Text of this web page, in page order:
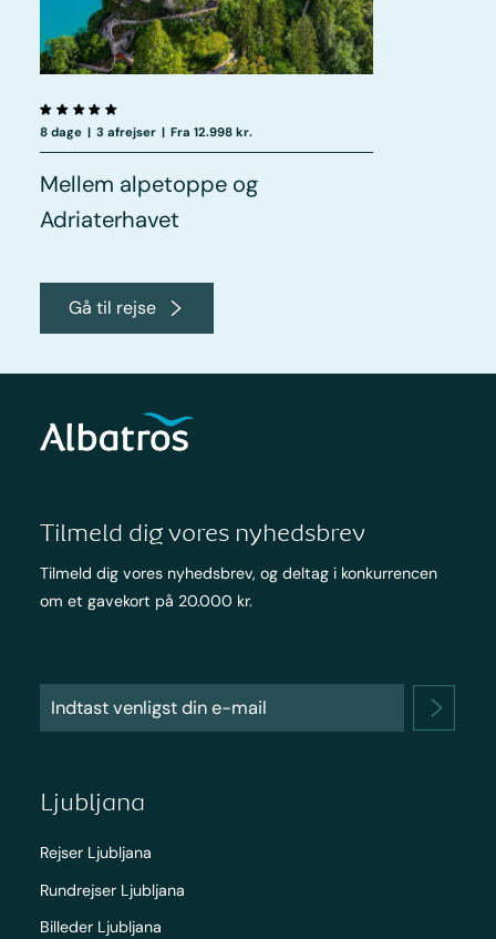
8 dage | 3 afrejser | Fra 12.998 kr.
Mellem alpetoppe og
Adriaterhavet
Gå til rejse
Tilmeld dig vores nyhedsbrev
Tilmeld dig vores nyhedsbrev, og deltag i konkurrencen
om et gavekort på 20.000 kr.
Ljubljana
Rejser Ljubljana
Rundrejser Ljubljana
Billeder Ljubljana